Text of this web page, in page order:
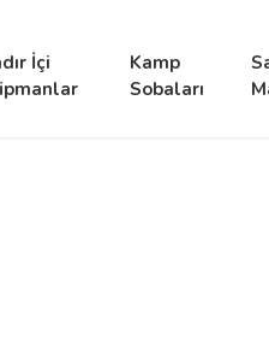
İçi
Kamp
Sobaları